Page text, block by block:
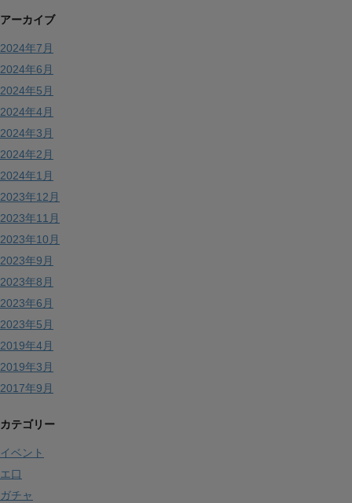
アーカイブ
2024年7月
2024年6月
2024年5月
2024年4月
2024年3月
2024年2月
2024年1月
2023年12月
2023年11月
2023年10月
2023年9月
2023年8月
2023年6月
2023年5月
2019年4月
2019年3月
2017年9月
カテゴリー
イベント
エ口
ガチャ